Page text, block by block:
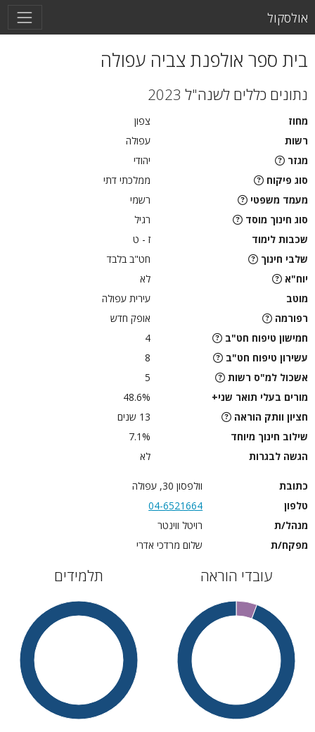
אולסקול
בית ספר אולפנת צביה עפולה
נתונים כללים לשנה"ל 2023
מחוז
צפון
רשות
עפולה
מגזר
יהודי
סוג פיקוח
ממלכתי דתי
מעמד משפטי
רשמי
סוג חינוך מוסד
רגיל
שכבות לימוד
ז - ט
שלבי חינוך
חט"ב בלבד
יוח"א
לא
מוטב
עירית עפולה
רפורמה
אופק חדש
חמישון טיפוח חט"ב
4
עשירון טיפוח חט"ב
8
אשכול למ"ס רשות
5
מורים בעלי תואר שני+
48.6%
חציון וותק הוראה
13 שנים
שילוב חינוך מיוחד
7.1%
הגשה לבגרות
לא
כתובת
וולפסון 30, עפולה
טלפון
04-6521664
מנהל/ת
רויטל ווינטר
מפקח/ת
שלום מרדכי אדרי
עובדי הוראה תלמידים